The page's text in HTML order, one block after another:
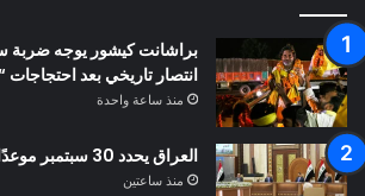
براشانت كيشور يوجه ضربة
انتصار تاريخي بعد
منذ ساعة واحدة
العراق يحدد 30 سبتمبر موعدًا نهائيًا لحصر السلاح
منذ ساعتين